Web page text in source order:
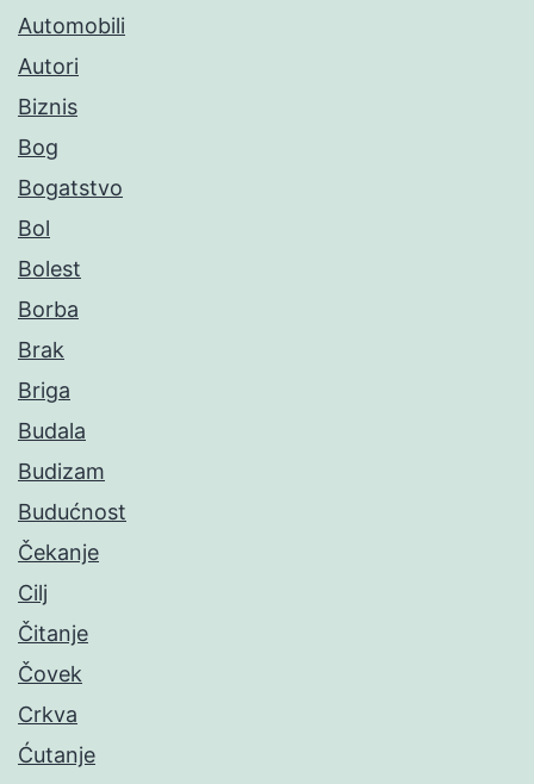
Automobili
Autori
Biznis
Bog
Bogatstvo
Bol
Bolest
Borba
Brak
Briga
Budala
Budizam
Budućnost
Čekanje
Cilj
Čitanje
Čovek
Crkva
Ćutanje